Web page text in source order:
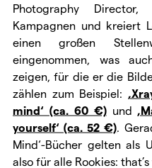
Photography
Kampagnen und kreiert
einen großen
eingenommen, was
zeigen, für die er die
zählen zum Beispiel:
mind‘ (ca. 60 €)und
yourself‘ (ca. 52 €).
Mind‘-Bücher gelten als
also für alle Rookies: